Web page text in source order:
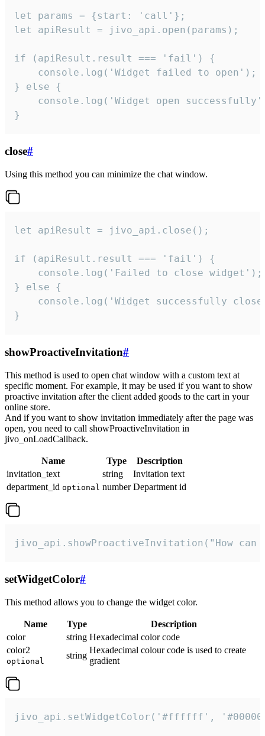
let params = {start: 'call'};
let apiResult = jivo_api.open(params);
if (apiResult.result === 'fail') {
    console.log('Widget failed to open');
} else {
console.log('Widget open
}
close#
Using this method you can minimize the chat window.
let apiResult = jivo_api.close();
if (apiResult.result === 'fail') {
    console.log('Failed to close widget');
} else {
console.log('Widget successfully
}
showProactiveInvitation#
This method is used to open chat window with a custom text at
specific moment. For example, it may be used if you want to show
proactive invitation after the client added goods to the cart in your
online store.
And if you want to show invitation immediately after the page was
open, you need to call showProactiveInvitation in
jivo_onLoadCallback.
Name Type
Description
invitation_text
string
Invitation text
department_id optional number Department id
jivo_api.showProactiveInvitation("How
setWidgetColor#
This method allows you to change the widget color.
Name Type
Description
color
string Hexadecimal color code
color2
optional
string
Hexadecimal colour code is used to create
gradient
jivo_api.setWidgetColor('#ffffff',